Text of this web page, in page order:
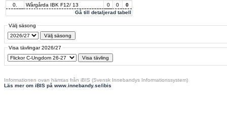
Gå till detaljerad tabell
0.
Wårgårda IBK F12/ 13 0 0 0
Välj säsong
Visa tävlingar 2026/27
Informationen ovan hämtas från iBIS (Svensk Innebandys Informationssystem)
Läs mer om iBIS på www.innebandy.se/ibis